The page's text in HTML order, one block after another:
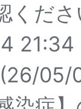
くだ
21:34